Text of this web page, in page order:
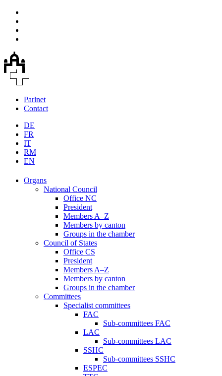
Parlnet
Contact
DE
FR
IT
RM
EN
Organs
National Council
Office NC
President
Members A–Z
Members by canton
Groups in the chamber
Council of States
Office CS
President
Members A–Z
Members by canton
Groups in the chamber
Committees
Specialist committees
FAC
Sub-committees FAC
LAC
Sub-committees LAC
SSHC
Sub-committees SSHC
ESPEC